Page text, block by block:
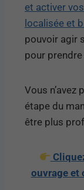
et activer
localisée et
pouvoir agir
pour
Vous n’avez
étape du
être plus
ouvrage et